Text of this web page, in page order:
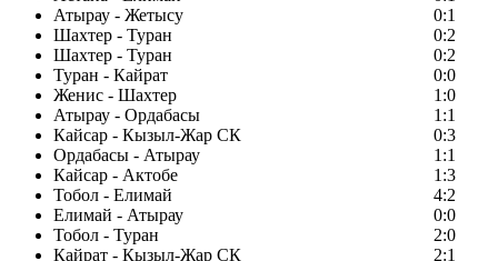
Атырау - Жетысу
0:1
Шахтер - Туран
0:2
Шахтер - Туран
0:2
Туран - Кайрат
0:0
Женис - Шахтер
1:0
Атырау - Ордабасы
1:1
Кайсар - Кызыл-Жар СК
0:3
Ордабасы - Атырау
1:1
Кайсар - Актобе
1:3
Тобол - Елимай
4:2
Елимай - Атырау
0:0
Тобол - Туран
2:0
Кайрат - Кызыл-Жар СК
2:1